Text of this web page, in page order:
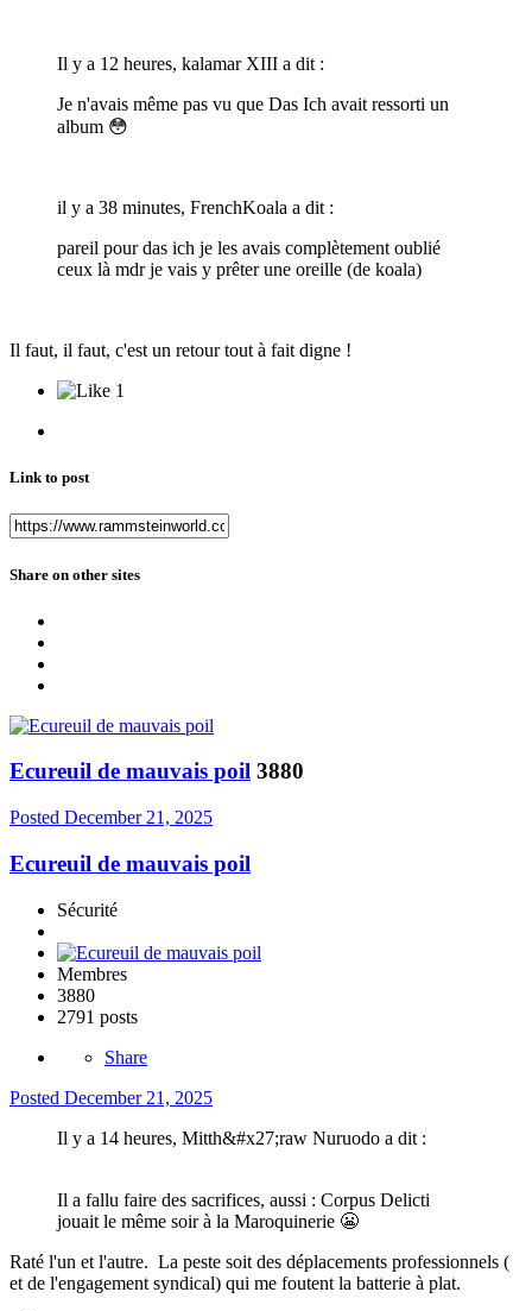
Il y a 12 heures, kalamar XIII a dit :
Je n'avais même pas vu que Das Ich avait ressorti un
album 😳
il y a 38 minutes, FrenchKoala a dit :
pareil pour das ich je les avais complètement oublié
ceux là mdr je vais y prêter une oreille (de koala)
Il faut, il faut, c'est un retour tout à fait digne !
1
Link to post
Share on other sites
Ecureuil de mauvais poil 3880
Posted December 21, 2025
Ecureuil de mauvais poil
Sécurité
Membres
3880
2791 posts
Share
Posted December 21, 2025
Il y a 14 heures, Mitth&#x27;raw Nuruodo a dit :
Il a fallu faire des sacrifices, aussi : Corpus Delicti
jouait le même soir à la Maroquinerie 😬
Raté l'un et l'autre. La peste soit des déplacements professionnels (
et de l'engagement syndical) qui me foutent la batterie à plat.